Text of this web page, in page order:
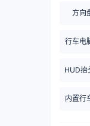
方向
行车电
HUD抬
内置行